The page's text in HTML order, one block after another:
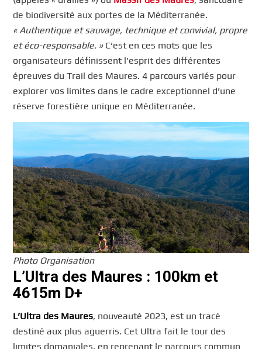
de biodiversité aux portes de la Méditerranée.
« Authentique et sauvage, technique et convivial, propre
et éco-responsable. » C’est en ces mots que les
organisateurs définissent l’esprit des différentes
épreuves du Trail des Maures. 4 parcours variés pour
explorer vos limites dans le cadre exceptionnel d’une
réserve forestière unique en Méditerranée.
Photo Organisation
L’Ultra des Maures : 100km et
4615m D+
L’Ultra des Maures, nouveauté 2023, est un tracé
destiné aux plus aguerris. Cet Ultra fait le tour des
limites domaniales, en reprenant le parcours commun